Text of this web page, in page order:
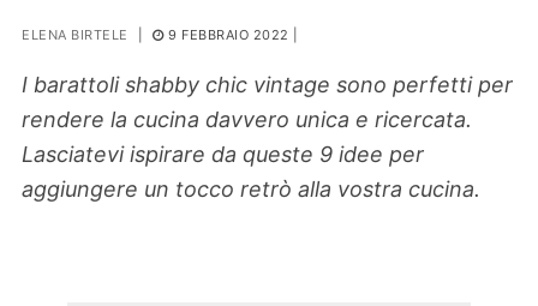
Ortaggio
ELENA BIRTELE 9 FEBBRAIO 2022
I barattoli shabby chic vintage sono perfetti per
rendere la cucina davvero unica e ricercata.
Lasciatevi ispirare da queste 9 idee per
aggiungere un tocco retrò alla vostra cucina.